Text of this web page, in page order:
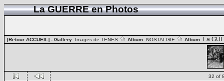
La GUERRE en Photos
[Retour ACCUEIL] - Gallery: Images de TENES Album: NOSTALGIE Album: La
32 of